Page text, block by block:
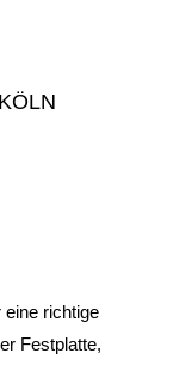
eine richtige
Festplatte,